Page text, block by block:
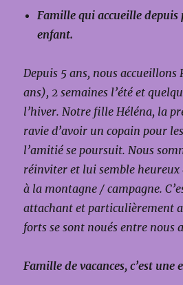
Famille qui accueille depuis
enfant.
Depuis 5 ans, nous accueillons
ans), 2 semaines l’été et
l’hiver. Notre fille Héléna, la
ravie d’avoir un copain pour
l’amitié se poursuit. Nous
réinviter et lui semble heureux
à la montagne / campagne.
attachant et particulièrement
forts se sont noués entre nous
Famille de vacances, c’est une